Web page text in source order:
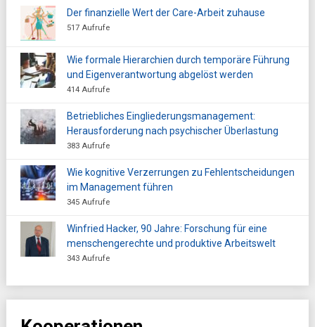
Der finanzielle Wert der Care-Arbeit zuhause
517 Aufrufe
Wie formale Hierarchien durch temporäre Führung
und Eigenverantwortung abgelöst werden
414 Aufrufe
Betriebliches Eingliederungsmanagement:
Herausforderung nach psychischer Überlastung
383 Aufrufe
Wie kognitive Verzerrungen zu Fehlentscheidungen
im Management führen
345 Aufrufe
Winfried Hacker, 90 Jahre: Forschung für eine
menschengerechte und produktive Arbeitswelt
343 Aufrufe